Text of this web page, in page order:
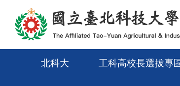
移至網頁之主要內容區位置
北科大 工科高校長選拔專